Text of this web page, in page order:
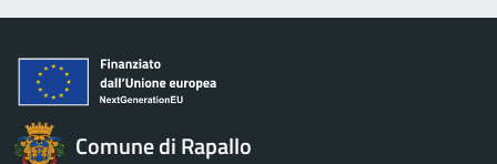
Comune di Rapallo